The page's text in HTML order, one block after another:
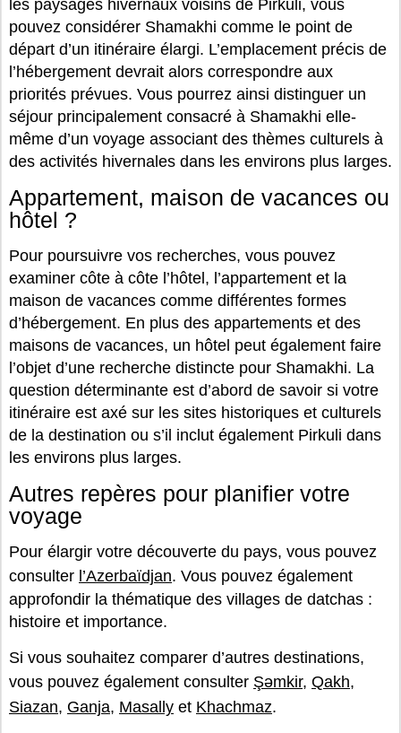
les paysages hivernaux voisins de Pirkuli, vous
pouvez considérer Shamakhi comme le point de
départ d’un itinéraire élargi. L’emplacement précis de
l’hébergement devrait alors correspondre aux
priorités prévues. Vous pourrez ainsi distinguer un
séjour principalement consacré à Shamakhi elle-
même d’un voyage associant des thèmes culturels à
des activités hivernales dans les environs plus larges.
Appartement, maison de vacances ou
hôtel ?
Pour poursuivre vos recherches, vous pouvez
examiner côte à côte l’hôtel, l’appartement et la
maison de vacances comme différentes formes
d’hébergement. En plus des appartements et des
maisons de vacances, un hôtel peut également faire
l’objet d’une recherche distincte pour Shamakhi. La
question déterminante est d’abord de savoir si votre
itinéraire est axé sur les sites historiques et culturels
de la destination ou s’il inclut également Pirkuli dans
les environs plus larges.
Autres repères pour planifier votre
voyage
Pour élargir votre découverte du pays, vous pouvez
consulter l’Azerbaïdjan. Vous pouvez également
approfondir la thématique des villages de datchas :
histoire et importance.
Si vous souhaitez comparer d’autres destinations,
vous pouvez également consulter Şəmkir, Qakh,
Siazan, Ganja, Masally et Khachmaz.